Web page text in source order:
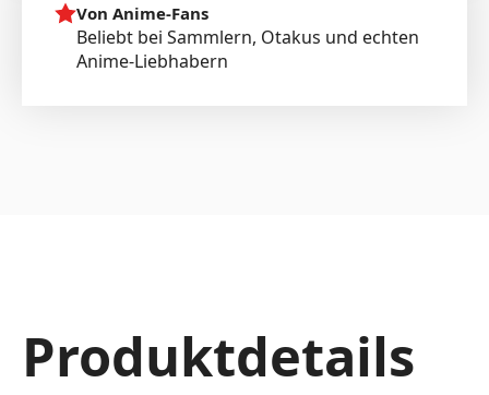
Von Anime-Fans
Beliebt bei Sammlern, Otakus und echten
Anime-Liebhabern
Produktdetails